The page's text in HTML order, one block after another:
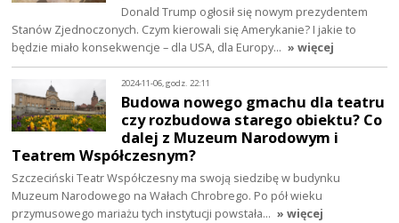
Donald Trump ogłosił się nowym prezydentem
Stanów Zjednoczonych. Czym kierowali się Amerykanie? I jakie to
będzie miało konsekwencje – dla USA, dla Europy… » więcej
2024-11-06, godz. 22:11
Budowa nowego gmachu dla teatru
czy rozbudowa starego obiektu? Co
dalej z Muzeum Narodowym i
Teatrem Współczesnym?
Szczeciński Teatr Współczesny ma swoją siedzibę w budynku
Muzeum Narodowego na Wałach Chrobrego. Po pół wieku
przymusowego mariażu tych instytucji powstała… » więcej